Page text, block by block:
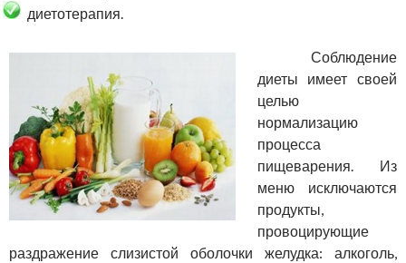
диетотерапия.
Соблюдение
диеты имеет своей
целью
нормализацию
процесса
пищеварения. Из
меню исключаются
продукты,
провоцирующие
раздражение слизистой оболочки желудка: алкоголь,